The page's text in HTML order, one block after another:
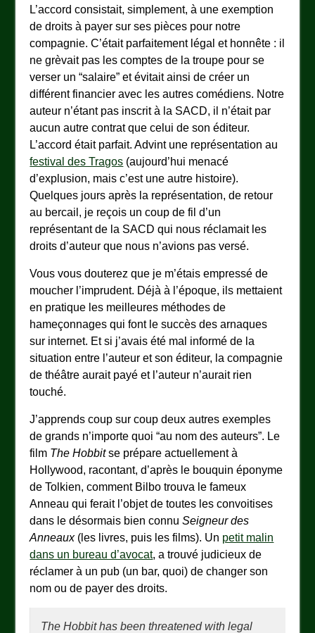
L’accord consistait, simplement, à une exemption
de droits à payer sur ses pièces pour notre
compagnie. C’était parfaitement légal et honnête : il
ne grèvait pas les comptes de la troupe pour se
verser un “salaire” et évitait ainsi de créer un
différent financier avec les autres comédiens. Notre
auteur n’étant pas inscrit à la SACD, il n’était par
aucun autre contrat que celui de son éditeur.
L’accord était parfait. Advint une représentation au
festival des Tragos (aujourd’hui menacé
d’explusion, mais c’est une autre histoire).
Quelques jours après la représentation, de retour
au bercail, je reçois un coup de fil d’un
représentant de la SACD qui nous réclamait les
droits d’auteur que nous n’avions pas versé.
Vous vous douterez que je m’étais empressé de
moucher l’imprudent. Déjà à l’époque, ils mettaient
en pratique les meilleures méthodes de
hameçonnages qui font le succès des arnaques
sur internet. Et si j’avais été mal informé de la
situation entre l’auteur et son éditeur, la compagnie
de théâtre aurait payé et l’auteur n’aurait rien
touché.
J’apprends coup sur coup deux autres exemples
de grands n’importe quoi “au nom des auteurs”. Le
film The Hobbitse prépare actuellement à
Hollywood, racontant, d’après le bouquin éponyme
de Tolkien, comment Bilbo trouva le fameux
Anneau qui ferait l’objet de toutes les convoitises
dans le désormais bien connuSeigneur des
Anneaux(les livres, puis les films). Un petit malin
dans un bureau d’avocat, a trouvé judicieux de
réclamer à un pub (un bar, quoi) de changer son
nom ou de payer des droits.
The Hobbit has been threatened with legal